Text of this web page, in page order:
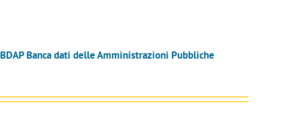
BDAP Banca dati delle Amministrazioni Pubbliche